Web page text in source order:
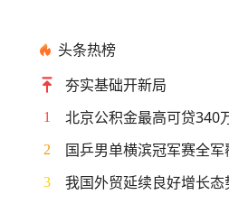
头条热榜
夯实基础开新局
1 北京公积金最高可贷340
2 国乒男单横滨冠军赛全军
3 我国外贸延续良好增长态